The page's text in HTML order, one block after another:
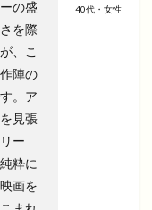
40代・女性
の盛
を際
、こ
陣の
。ア
見張
ー
粋に
画を